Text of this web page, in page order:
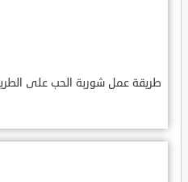
طريقة عمل شوربة الحب على